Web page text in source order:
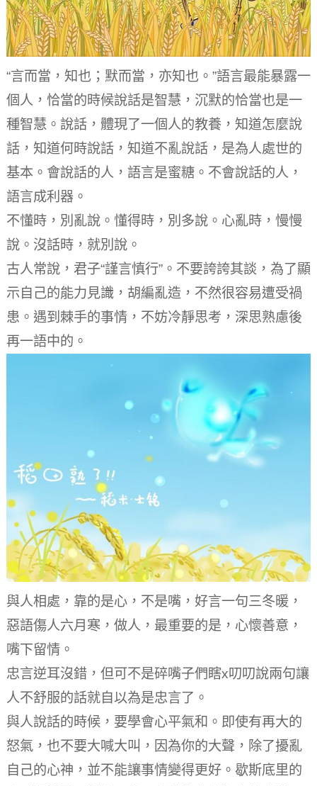
“言而當，知也；默而當，亦知也。”語言最能暴露一
個人，恰當的時候說話是智慧，沉默的恰當也是一
種智慧。 說話，體現了一個人的教養，知道怎麼說
話，知道何時說話，知道不亂說話，是為人處世的
基本。 會說話的人，語言是蜜糖。 不會說話的人，
語言成利器。
不懂時，別亂說。 懂得時，別多說。 心亂時，慢慢
說。 沒話時，就別說。
古人常說，君子“謹言慎行”。 不要誇誇其談，為了顯
示自己的能力見識，胡編亂造，不然很容易遭受禍
患。 遇到棘手的事情，不妨冷靜思考，深思熟慮後
再一語中的。
與人相處，靠的是心，不是嘴，好言一句三冬暖，
惡語傷人六月寒，做人，最重要的是，心懷善意，
嘴下留情。
忠言逆耳沒錯，但可不是碎嘴子們瞎x叨叨說兩句讓
人不舒服的話就自以為是忠言了。
與人說話的時候，要學會心平氣和。 即使有再大的
怒氣，也不要大喊大叫，因為你的大聲，除了擾亂
自己的心神，並不能讓事情變得更好。 歇斯底里的